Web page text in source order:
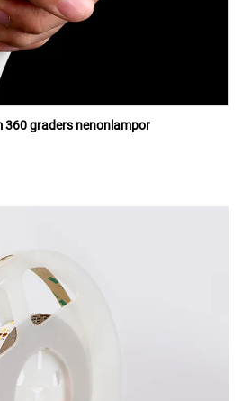
360 graders nenonlampor